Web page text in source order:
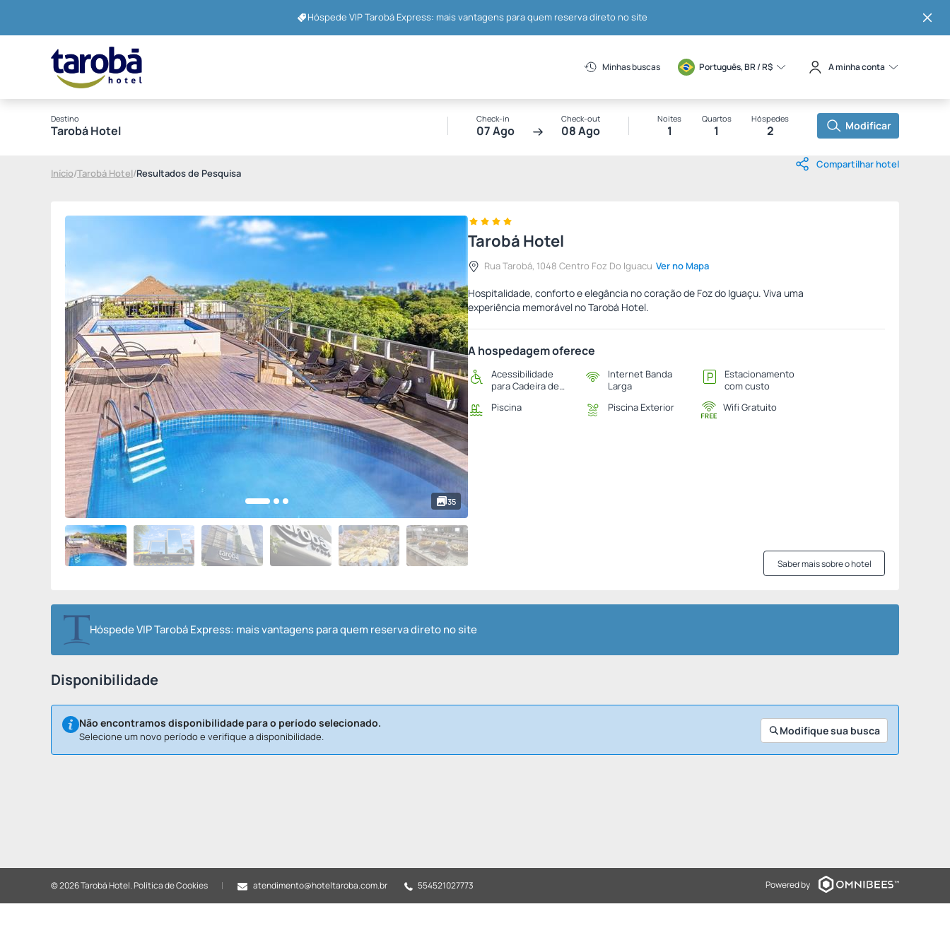
Hóspede VIP Tarobá Express: mais vantagens para quem reserva direto no site
Minhas buscas Português, BR / R$ A minha conta
Destino
Tarobá Hotel
Check-in
07 Ago
Check-out
08 Ago
Noites
1
Quartos
1
Hóspedes
2 Modificar
Início/Tarobá Hotel/Resultados de Pesquisa
Compartilhar hotel
35
Tarobá Hotel
Rua Tarobá, 1048 Centro Foz Do Iguacu Ver no Mapa
Hospitalidade, conforto e elegância no coração de Foz do Iguaçu. Viva uma
experiência memorável no Tarobá Hotel.
A hospedagem oferece
Acessibilidade
para Cadeira de
Internet Banda
Larga
Estacionamento
com custo
Piscina
Piscina Exterior Wifi Gratuito
Saber mais sobre o hotel
Hóspede VIP Tarobá Express: mais vantagens para quem reserva direto no site
Disponibilidade
Não encontramos disponibilidade para o período selecionado.
Selecione um novo período e verifique a disponibilidade. Modifique sua busca
atendimento@hoteltaroba.com.br 554521027773
© 2026 Tarobá Hotel.Política de Cookies Powered by